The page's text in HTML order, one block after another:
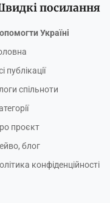
посилання
Україні
публікації
спільноти
проєкт
блог
конфіденційності